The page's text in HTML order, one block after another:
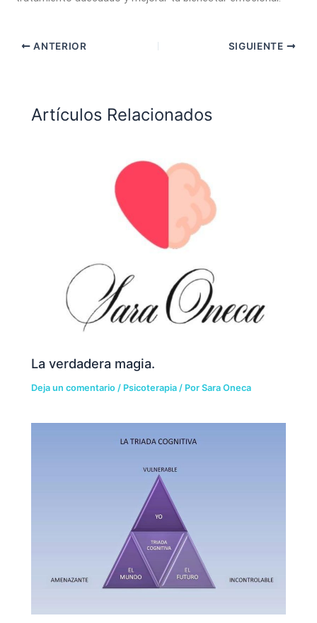
ANTERIOR SIGUIENTE
Artículos Relacionados
La verdadera magia.
Deja un comentario / Psicoterapia / PorSara Oneca